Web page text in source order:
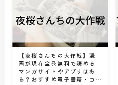
【夜桜さんちの大作戦】漫
画が現在全巻無料で読める
マンガサイトやアプリはあ
る？おすすめ電子書籍・コ